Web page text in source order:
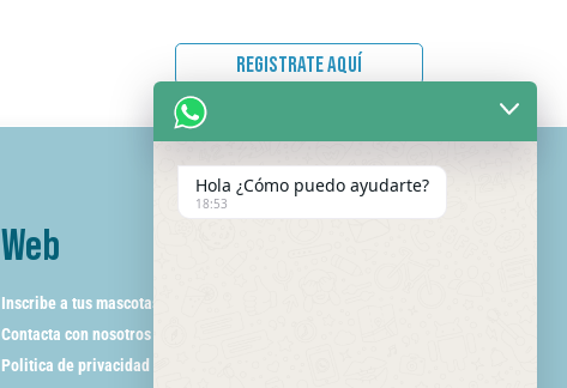
REGISTRATE AQUÍ
Web
Inscribe a tus mascotas
Contacta con nosotros
Politica de privacidad
Hola ¿Cómo puedo ayudarte?
18:53